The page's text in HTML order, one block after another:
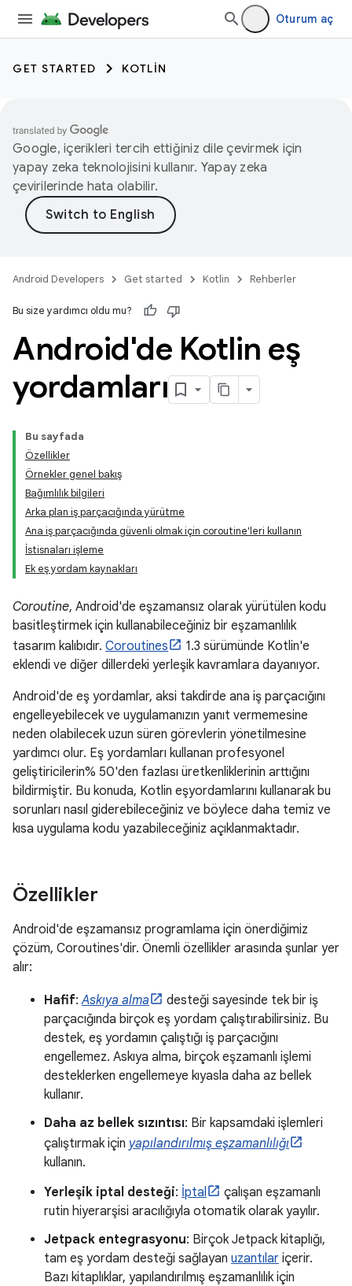
Oturum aç
GET STARTED KOTLIN
Google, içerikleri tercih ettiğiniz dile çevirmek için
yapay zeka teknolojisini kullanır. Yapay zeka
çevirilerinde hata olabilir.
Android Developers Get started Kotlin Rehberler
Bu size yardımcı oldu mu?
Android'de Kotlin eş
yordamları
Bu sayfada
Özellikler
Örnekler genel bakış
Bağımlılık bilgileri
Arka plan iş parçacığında yürütme
Ana iş parçacığında güvenli olmak için coroutine'leri kullanın
İstisnaları işleme
Ek eş yordam kaynakları
Coroutine, Android'de eşzamansız olarak yürütülen kodu
basitleştirmek için kullanabileceğiniz bir eşzamanlılık
tasarım kalıbıdır. Coroutines
1.3 sürümünde Kotlin'e
eklendi ve diğer dillerdeki yerleşik kavramlara dayanıyor.
Android'de eş yordamlar, aksi takdirde ana iş parçacığını
engelleyebilecek ve uygulamanızın yanıt vermemesine
neden olabilecek uzun süren görevlerin yönetilmesine
yardımcı olur. Eş yordamları kullanan profesyonel
geliştiricilerin% 50'den fazlası üretkenliklerinin arttığını
bildirmiştir. Bu konuda, Kotlin eşyordamlarını kullanarak bu
sorunları nasıl giderebileceğiniz ve böylece daha temiz ve
kısa uygulama kodu yazabileceğiniz açıklanmaktadır.
Özellikler
Android'de eşzamansız programlama için önerdiğimiz
çözüm, Coroutines'dir. Önemli özellikler arasında şunlar yer
alır:
Hafif:Askıya alma
desteği sayesinde tek bir iş
parçacığında birçok eş yordam çalıştırabilirsiniz. Bu
destek, eş yordamın çalıştığı iş parçacığını
engellemez. Askıya alma, birçok eşzamanlı işlemi
desteklerken engellemeye kıyasla daha az bellek
kullanır.
Daha az bellek sızıntısı: Bir kapsamdaki işlemleri
çalıştırmak için yapılandırılmış eşzamanlılığı
kullanın.
Yerleşik iptal desteği: İptal
çalışan eşzamanlı
rutin hiyerarşisi aracılığıyla otomatik olarak yayılır.
Jetpack entegrasyonu: Birçok Jetpack kitaplığı,
tam eş yordam desteği sağlayan uzantılar içerir.
Bazı kitaplıklar, yapılandırılmış eşzamanlılık için